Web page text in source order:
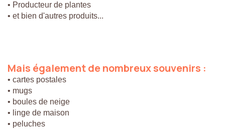
• Producteur de plantes
• et bien d'autres produits...
Mais égalementdenombreuxsouvenirs :
• cartes postales
• mugs
• boules de neige
• linge de maison
• peluches